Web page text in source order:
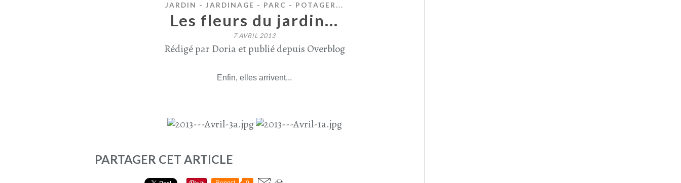
JARDIN - JARDINAGE - PARC - POTAGER...
Les fleurs du jardin...
7 AVRIL 2013
Rédigé par Doria et publié depuis Overblog
Enfin, elles arrivent...
PARTAGER CET ARTICLE